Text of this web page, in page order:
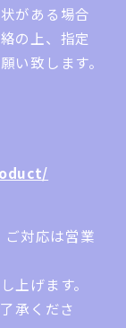
がある場合
の上、指定
い致します。
対応は営業
上げます。
承くださ